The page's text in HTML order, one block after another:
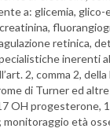
a: glicemia,
retinica,
inerenti
2, comma 2,
di Turner ed
OH
età